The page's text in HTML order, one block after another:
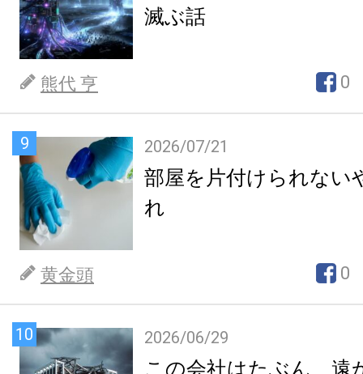
滅ぶ話
熊代 亨 0
9 2026/07/21
部屋を片付けられない
れ
黄金頭 0
10 2026/06/29
この会社はたぶん、遠